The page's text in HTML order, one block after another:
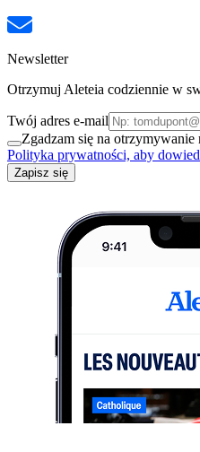
Newsletter
Otrzymuj Aleteia codziennie w
Twój adres e-mail
Zgadzam się na otrzymywanie
Polityka prywatności, aby
Zapisz się